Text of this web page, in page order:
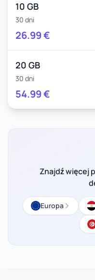
10 GB
30 dni
26.99€
20 GB
30 dni
54.99€
Znajdź więcej
Europa